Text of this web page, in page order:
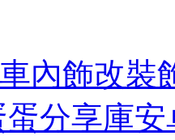
內飾改裝
蛋分享庫